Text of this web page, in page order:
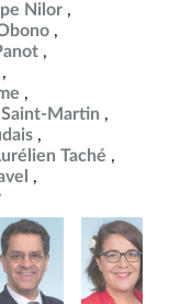
Nilor
Martin
Taché